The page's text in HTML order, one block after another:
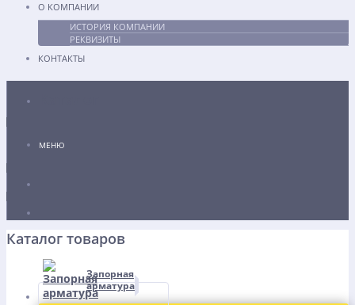
О КОМПАНИИ
ИСТОРИЯ КОМПАНИИ
РЕКВИЗИТЫ
КОНТАКТЫ
МЕНЮ
Каталог товаров
Запорная
арматура